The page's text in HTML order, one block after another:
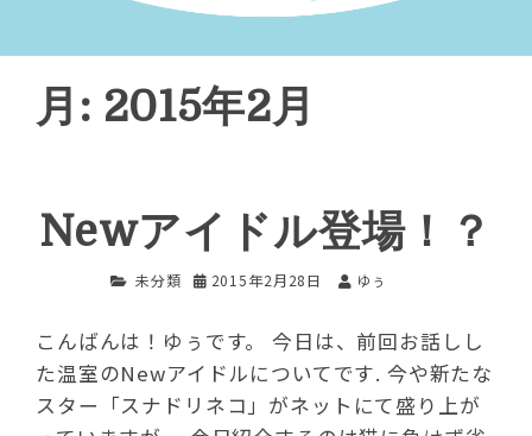
月: 2015年2月
Newアイドル登場！？
未分類 2015年2月28日 ゆぅ
こんばんは！ゆぅです。 今日は、前回お話しし
た温室のNewアイドルについてです. 今や新たな
スター「スナドリネコ」がネットにて盛り上が